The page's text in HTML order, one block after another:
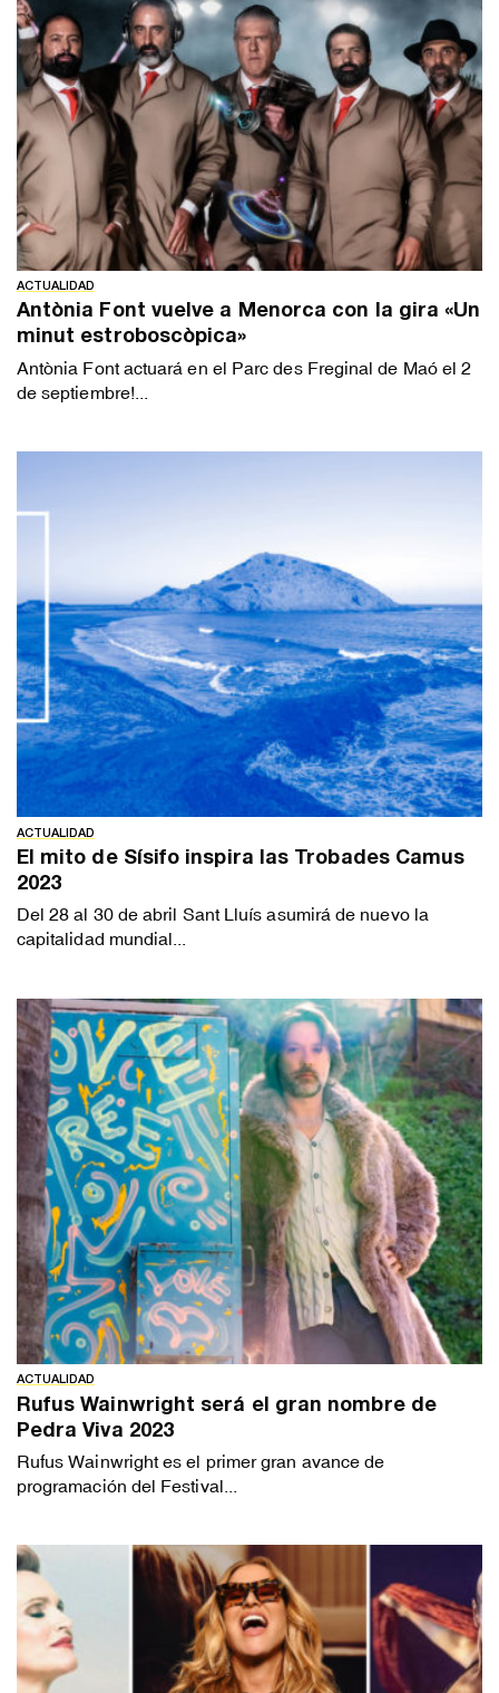
ACTUALIDAD
Antònia Font vuelve a Menorca con la gira «Un
minut estroboscòpica»
Antònia Font actuará en el Parc des Freginal de Maó el 2
de septiembre!...
ACTUALIDAD
El mito de Sísifo inspira las Trobades Camus
2023
Del 28 al 30 de abril Sant Lluís asumirá de nuevo la
capitalidad mundial...
ACTUALIDAD
Rufus Wainwright será el gran nombre de
Pedra Viva 2023
Rufus Wainwright es el primer gran avance de
programación del Festival...